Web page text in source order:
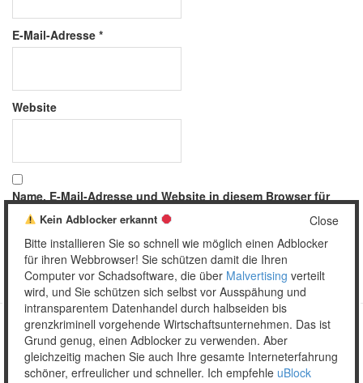
E-Mail-Adresse *
Website
Name, E-Mail-Adresse und Website in diesem Browser für
meinen nächsten Kommentar speichern.
Copyright © 2026 Unser täglich Spam.
MobileWordPress Theme by themehall.com
Close
Kein Adblocker erkannt
Bitte installieren Sie so schnell wie möglich einen Adblocker
für ihren Webbrowser! Sie schützen damit die Ihren
Computer vor Schadsoftware, die über Malvertising verteilt
wird, und Sie schützen sich selbst vor Ausspähung und
intransparentem Datenhandel durch halbseiden bis
grenzkriminell vorgehende Wirtschaftsunternehmen. Das ist
Grund genug, einen Adblocker zu verwenden. Aber
gleichzeitig machen Sie auch Ihre gesamte Interneterfahrung
schöner, erfreulicher und schneller. Ich empfehle uBlock